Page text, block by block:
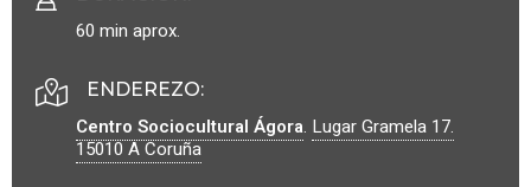
60 min aprox.
ENDEREZO:
Centro Sociocultural Ágora. Lugar Gramela 17.
15010A Coruña